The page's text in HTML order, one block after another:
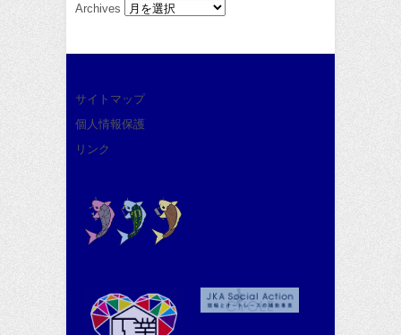
Archives
サイトマップ
個人情報保護
リンク